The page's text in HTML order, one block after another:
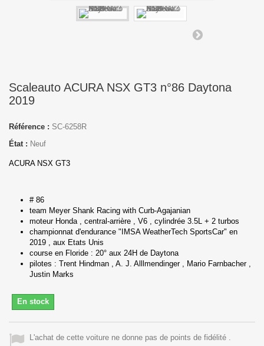
Scaleauto ACURA NSX GT3 n°86 Daytona
2019
Référence : SC-6258R
État : Neuf
ACURA NSX GT3
# 86
team Meyer Shank Racing with Curb-Agajanian
moteur Honda , central-arrière , V6 , cylindrée 3.5L + 2 turbos
championnat d'endurance "IMSA WeatherTech SportsCar" en
2019 , aux Etats Unis
course en Floride : 20° aux 24H de Daytona
pilotes : Trent Hindman , A. J. Alllmendinger , Mario Farnbacher ,
Justin Marks
En stock
L'achat de cette voiture ne donne pas de points de fidélité .